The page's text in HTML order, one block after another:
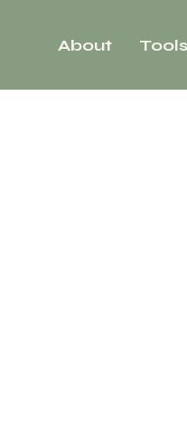
About Tools